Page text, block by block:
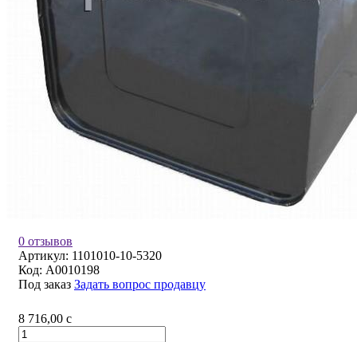
0 отзывов
Артикул: 1101010-10-5320
Код: A0010198
Под заказ Задать вопрос продавцу
8 716,00 c